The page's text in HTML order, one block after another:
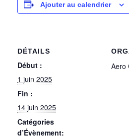
Ajouter au calendrier
DÉTAILS
Début :
1 juin 2025
Fin :
14 juin 2025
Catégories
d’Évènement:
Aero